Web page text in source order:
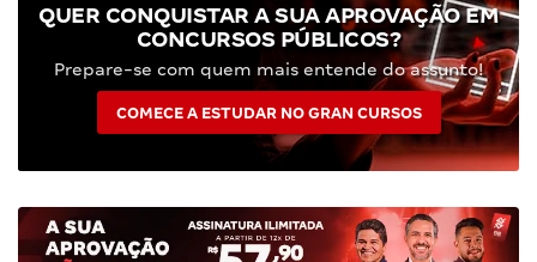
QUER CONQUISTAR A SUA APROVAÇÃO EM
CONCURSOS PÚBLICOS?
Prepare-se com quem mais entende do assunto!
COMECE A ESTUDAR NO GRAN CURSOS